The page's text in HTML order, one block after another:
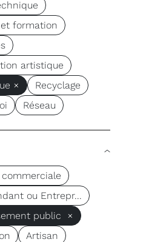
et formation
artistique
×
Recyclage
Réseau
ou Entrepr...
public ×
Artisan